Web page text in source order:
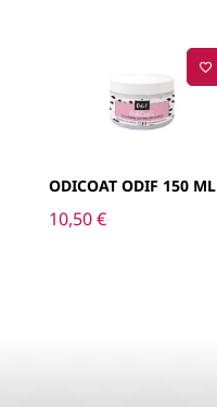
ODICOAT ODIF 150 ML
10,50€